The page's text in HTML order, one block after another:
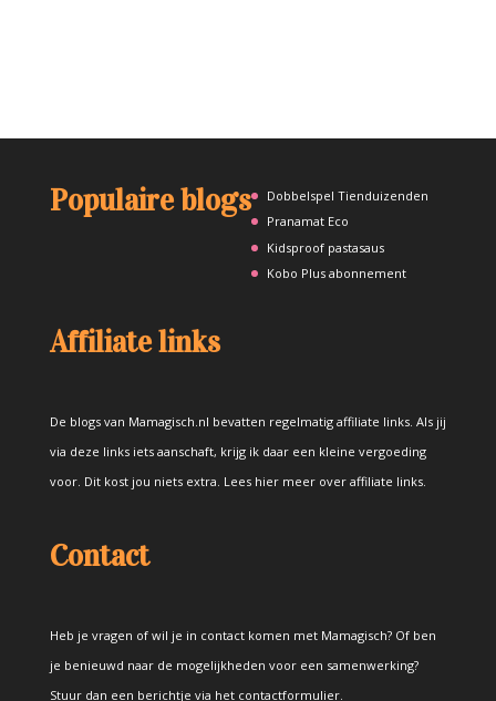
Populaire blogs
Dobbelspel Tienduizenden
Pranamat Eco
Kidsproof pastasaus
Kobo Plus abonnement
Affiliate links
De blogs van Mamagisch.nl bevatten regelmatig affiliate links. Als jij
via deze links iets aanschaft, krijg ik daar een kleine vergoeding
voor. Dit kost jou niets extra. Lees hier meer over affiliate links.
Contact
Heb je vragen of wil je in contact komen met Mamagisch? Of ben
je benieuwd naar de mogelijkheden voor een samenwerking?
Stuur dan een berichtje via het contactformulier.